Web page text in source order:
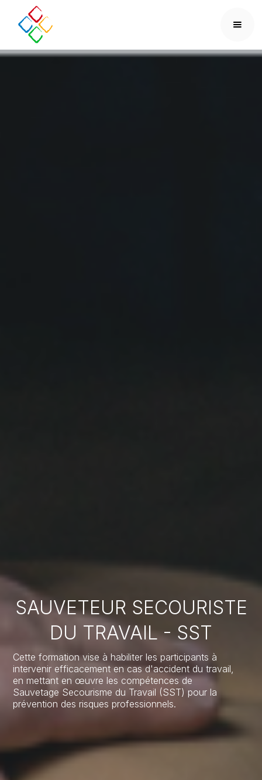
SAUVETEUR SECOURISTE
DU TRAVAIL - SST
Cette formation vise à habiliter les participants à
intervenir efficacement en cas d'accident du travail,
en mettant en œuvre les compétences de
Sauvetage Secourisme du Travail (SST) pour la
prévention des risques professionnels.